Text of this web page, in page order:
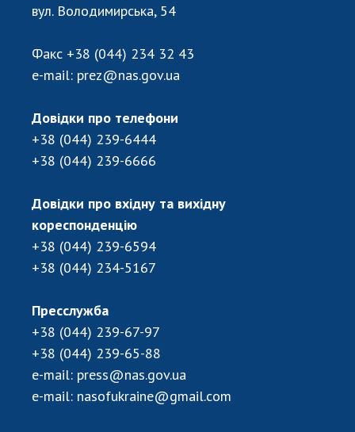
вул. Володимирська, 54
Факс +38 (044) 234 32 43
e-mail: prez@nas.gov.ua
Довідки про телефони
+38 (044) 239-6444
+38 (044) 239-6666
Довідки про вхідну та вихідну
кореспонденцію
+38 (044) 239-6594
+38 (044) 234-5167
Пресслужба
+38 (044) 239-67-97
+38 (044) 239-65-88
e-mail: press@nas.gov.ua
e-mail: nasofukraine@gmail.com